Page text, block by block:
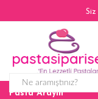
Pasta Arayın